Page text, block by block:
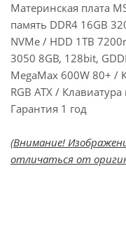
Материнская плата
память DDR4 16GB
NVMe / HDD 1TB
3050 8GB, 128bit,
MegaMax 600W 80+ /
RGB ATX /
Гарантия 1 год
(Внимание!
отличаться от